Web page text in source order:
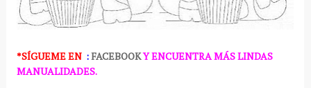
*SÍGUEMEEN :FACEBOOKY ENCUENTRA MÁS LINDAS
MANUALIDADES.